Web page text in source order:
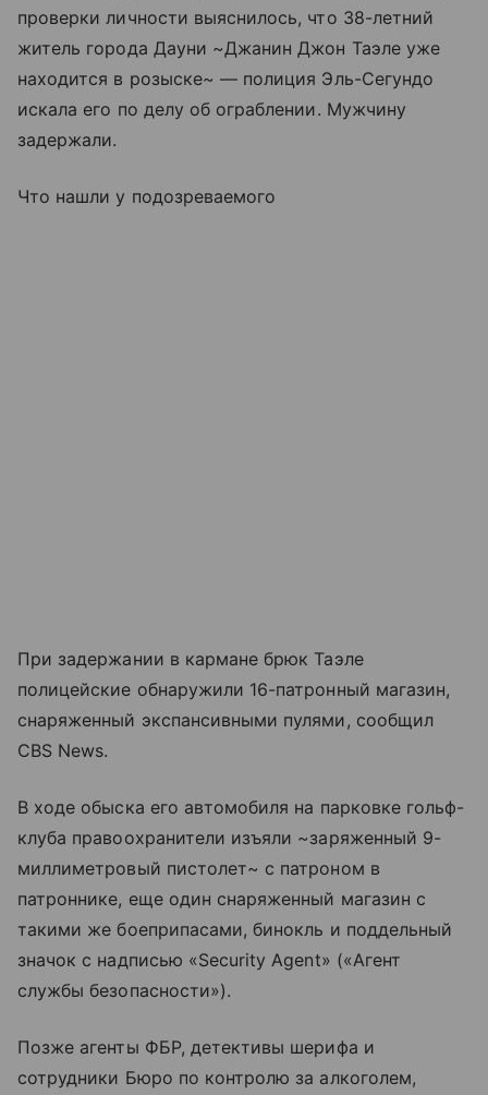
проверки личности выяснилось, что 38-летний
житель города Дауни ~Джанин Джон Таэле уже
находится в розыске~ — полиция Эль-Сегундо
искала его по делу об ограблении. Мужчину
задержали.
Что нашли у подозреваемого
При задержании в кармане брюк Таэле
полицейские обнаружили 16-патронный магазин,
снаряженный экспансивными пулями, сообщил
CBS News.
В ходе обыска его автомобиля на парковке гольф-
клуба правоохранители изъяли ~заряженный 9-
миллиметровый пистолет~ с патроном в
патроннике, еще один снаряженный магазин с
такими же боеприпасами, бинокль и поддельный
значок с надписью «Security Agent» («Агент
службы безопасности»).
Позже агенты ФБР, детективы шерифа и
сотрудники Бюро по контролю за алкоголем,